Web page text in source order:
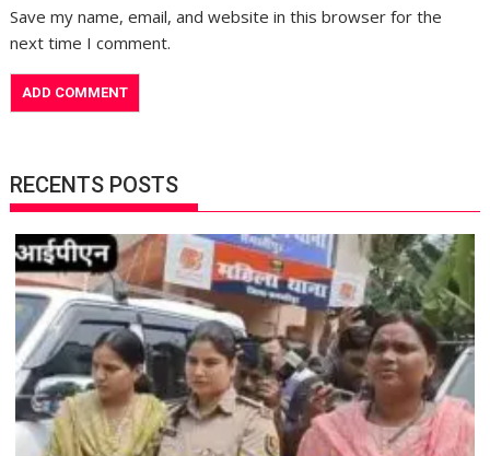
Save my name, email, and website in this browser for the
next time I comment.
RECENTS POSTS